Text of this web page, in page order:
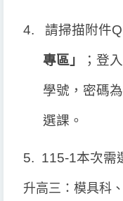
4. 請掃描附件
專區」 ；登入
學號，密碼
選課。
5. 115-1本次需
升高三：模具科